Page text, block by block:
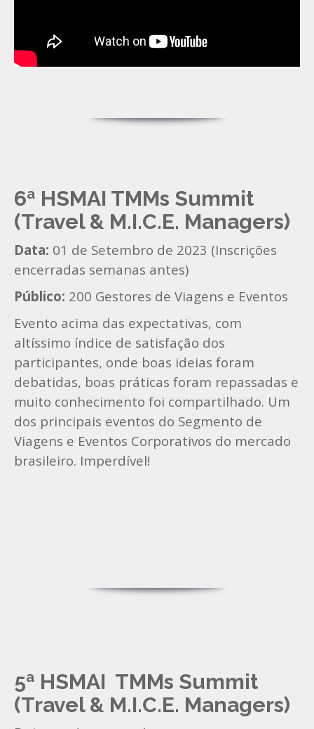
6ª HSMAI TMMs Summit
(Travel & M.I.C.E. Managers)
Data: 01 de Setembro de 2023 (Inscrições
encerradas semanas antes)
Público: 200 Gestores de Viagens e Eventos
Evento acima das expectativas, com
altíssimo índice de satisfação dos
participantes, onde boas ideias foram
debatidas, boas práticas foram repassadas e
muito conhecimento foi compartilhado. Um
dos principais eventos do Segmento de
Viagens e Eventos Corporativos do mercado
brasileiro. Imperdível!
5ª HSMAI TMMs Summit
(Travel & M.I.C.E. Managers)